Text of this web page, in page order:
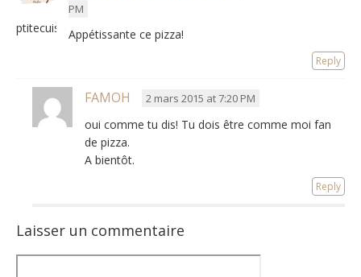
ptitecuisinedepauline
PM
Appétissante ce pizza!
Reply
FAMOH 2 mars 2015 at 7:20 PM
oui comme tu dis! Tu dois être comme moi fan
de pizza.
A bientôt.
Reply
Laisser un commentaire